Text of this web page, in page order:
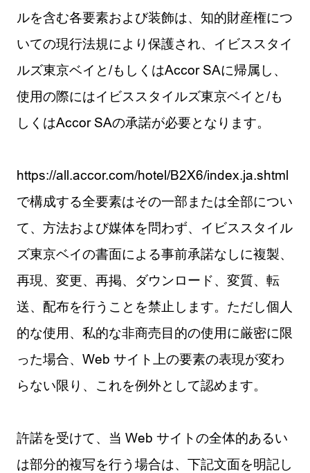
ルを含む各要素および装飾は、知的財産権につ
いての現行法規により保護され、イビススタイ
ルズ東京ベイと/もしくはAccor SAに帰属し、
使用の際にはイビススタイルズ東京ベイと/も
しくはAccor SAの承諾が必要となります。
https://all.accor.com/hotel/B2X6/index.ja.shtml
で構成する全要素はその一部または全部につい
て、方法および媒体を問わず、イビススタイル
ズ東京ベイの書面による事前承諾なしに複製、
再現、変更、再掲、ダウンロード、変質、転
送、配布を行うことを禁止します。ただし個人
的な使用、私的な非商売目的の使用に厳密に限
った場合、Web サイト上の要素の表現が変わ
らない限り、これを例外として認めます。
許諾を受けて、当 Web サイトの全体的あるい
は部分的複写を行う場合は、下記文面を明記し